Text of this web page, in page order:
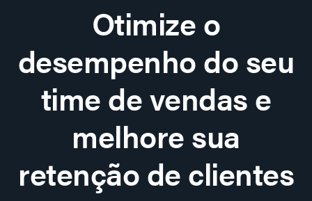
Otimize o
desempenho do seu
time de vendas e
melhore sua
retenção de clientes